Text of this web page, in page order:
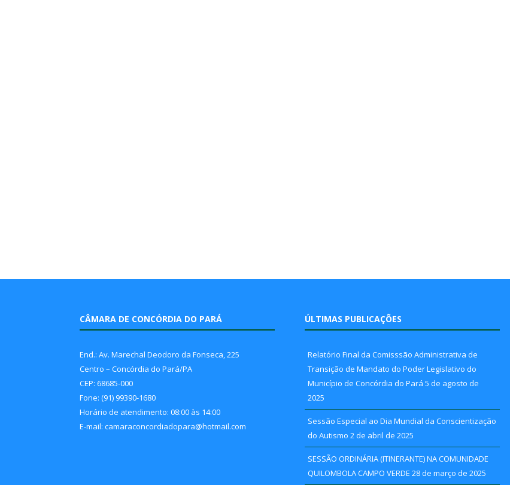
CÂMARA DE CONCÓRDIA DO PARÁ
End.: Av. Marechal Deodoro da Fonseca, 225
Centro – Concórdia do Pará/PA
CEP: 68685-000
Fone: (91) 99390-1680
Horário de atendimento: 08:00 às 14:00
E-mail: camaraconcordiadopara@hotmail.com
ÚLTIMAS PUBLICAÇÕES
Relatório Final da Comisssão Administrativa de
Transição de Mandato do Poder Legislativo do
Município de Concórdia do Pará 5 de agosto de
2025
Sessão Especial ao Dia Mundial da Conscientização
do Autismo 2 de abril de 2025
SESSÃO ORDINÁRIA (ITINERANTE) NA COMUNIDADE
QUILOMBOLA CAMPO VERDE 28 de março de 2025